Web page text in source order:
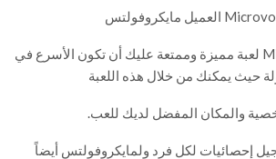
لعبة Microvolts Client لعبة مميزة وممتعة عليك أن تكون الأسرع في
حيث يمكنك من خلال هذه اللعبة
والمكان المفضل لديك للعب.
إحصائيات لكل فرد ولمايكروفولتس أيضاً